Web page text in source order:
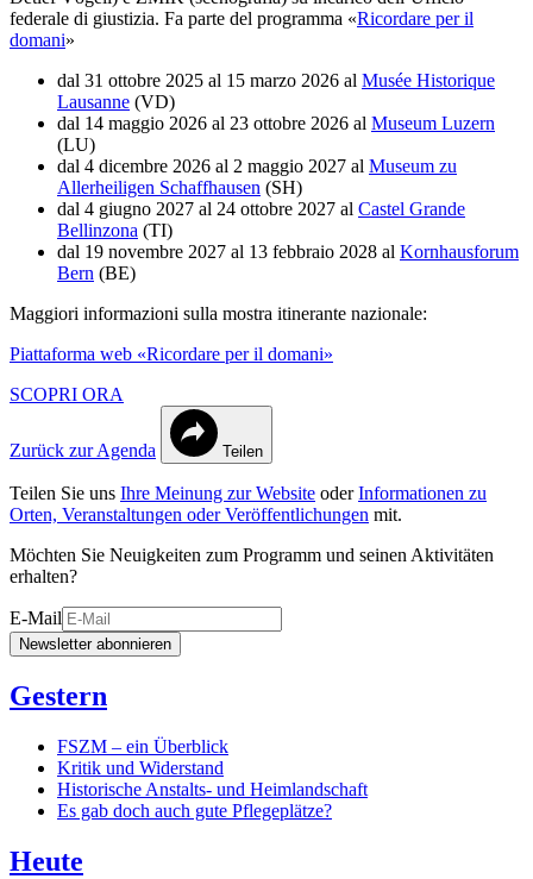
federale di giustizia. Fa parte del programma «Ricordare per il
domani»
dal 31 ottobre 2025 al 15 marzo 2026 al Musée Historique
Lausanne (VD)
dal 14 maggio 2026 al 23 ottobre 2026 al Museum Luzern
(LU)
dal 4 dicembre 2026 al 2 maggio 2027 al Museum zu
Allerheiligen Schaffhausen (SH)
dal 4 giugno 2027 al 24 ottobre 2027 al Castel Grande
Bellinzona (TI)
dal 19 novembre 2027 al 13 febbraio 2028 al Kornhausforum
Bern (BE)
Maggiori informazioni sulla mostra itinerante nazionale:
Piattaforma web «Ricordare per il domani»
SCOPRI ORA
Zurück zur Agenda Teilen
Teilen Sie uns Ihre Meinung zur Website oderInformationen zu
Orten, Veranstaltungen oder Veröffentlichungen mit.
Möchten Sie Neuigkeiten zum Programm und seinen Aktivitäten
erhalten?
E-Mail
Newsletter abonnieren
Gestern
FSZM – ein Überblick
Kritik und Widerstand
Historische Anstalts- und Heimlandschaft
Es gab doch auch gute Pflegeplätze?
Heute